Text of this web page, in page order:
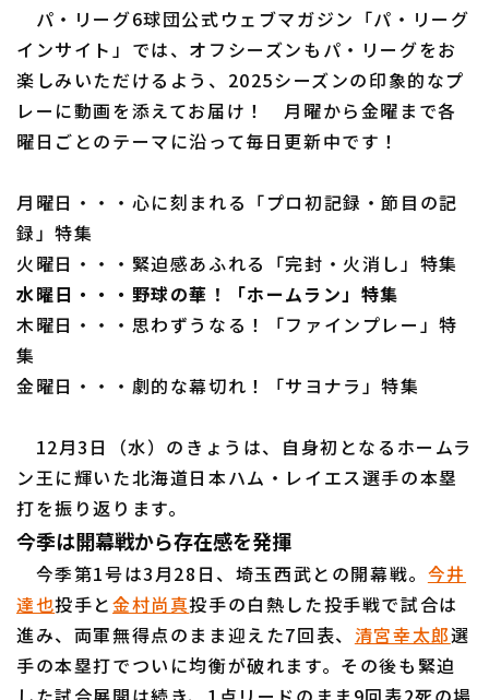
ファーム西地区
交流戦
北海道日本ハムファイターズ
東北楽天ゴールデンイーグルス
埼玉西武ライオンズ
オリックス・バファローズ
福岡ソフトバンクホークス
設定
利用規約 プライバシーポリシー
運営会社（別ウィンドウで開く） よくある質問
特定商取引法の表示 アルバイト募集 （別ウィンドウで開く
パ・リーグ6球団公式ウェブマガジン「パ・リーグ
インサイト」では、オフシーズンもパ・リーグをお
楽しみいただけるよう、2025シーズンの印象的なプ
レーに動画を添えてお届け！ 月曜から金曜まで各
曜日ごとのテーマに沿って毎日更新中です！
月曜日・・・心に刻まれる「プロ初記録・節目の記
録」特集
火曜日・・・緊迫感あふれる「完封・火消し」特集
水曜日・・・野球の華！「ホームラン」特集
木曜日・・・思わずうなる！「ファインプレー」特
集
金曜日・・・劇的な幕切れ！「サヨナラ」特集
12月3日（水）のきょうは、自身初となるホームラ
ン王に輝いた北海道日本ハム・レイエス選手の本塁
打を振り返ります。
今季は開幕戦から存在感を発揮
今季第1号は3月28日、埼玉西武との開幕戦。 今井
達也投手と金村尚真投手の白熱した投手戦で試合は
進み、両軍無得点のまま迎えた7回表、 清宮幸太郎選
手の本塁打でついに均衡が破れます。その後も緊迫